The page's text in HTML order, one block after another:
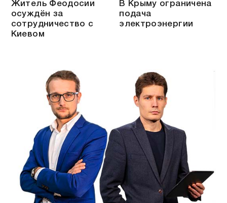
Житель Феодосии
осуждён за
сотрудничество с
Киевом
В Крыму ограничена
подача
электроэнергии